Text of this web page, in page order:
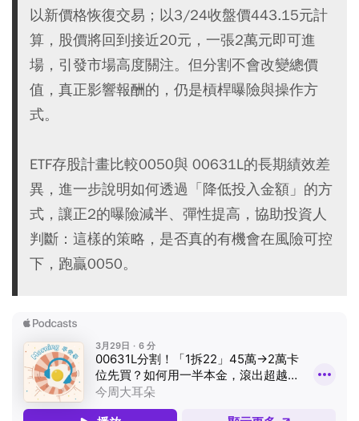
以新價格恢復交易；以3/24收盤價443.15元計
算，股價將回到接近20元，一張2萬元即可進
場，引發市場高度關注。但分割不會改變總價
值，真正影響報酬的，仍是槓桿曝險與操作方
式。
ETF存股計畫比較0050與 00631L的長期績效差
異，進一步說明如何透過「降低投入金額」的方
式，讓正2的曝險減半、彈性提高，協助投資人
判斷：這樣的策略，是否真的有機會在風險可控
下，跑贏0050。